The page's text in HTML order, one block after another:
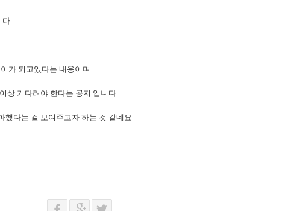
다
가 되고있다는 내용이며
상 기다려야 한다는 공지 입니다
했다는 걸 보여주고자 하는 것 같네요